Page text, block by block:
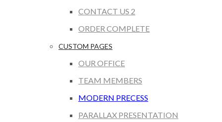
CONTACT US 2
ORDER COMPLETE
CUSTOM PAGES
OUR OFFICE
TEAM MEMBERS
MODERN PRECESS
PARALLAX PRESENTATION